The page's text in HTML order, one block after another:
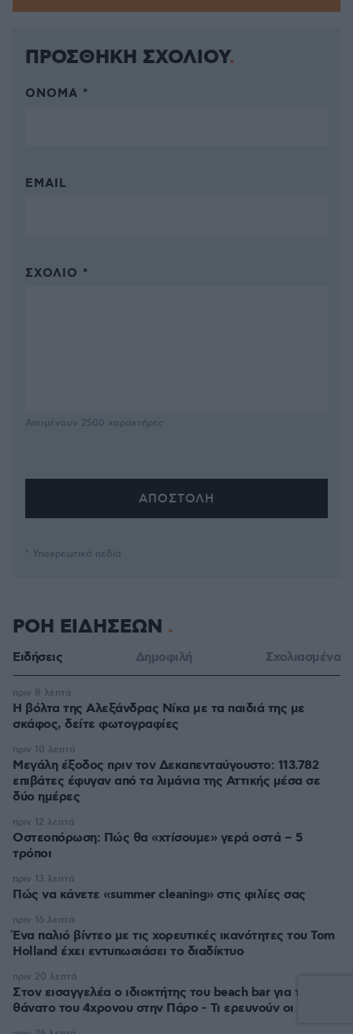
ΠΡΟΣΘΗΚΗ ΣΧΟΛΙΟΥ
ΌΝΟΜΑ *
EMAIL
ΣΧΌΛΙΟ *
Απομένουν 2500 χαρακτήρες
* Υποχρεωτικά πεδία
ΡΟΗ ΕΙΔΗΣΕΩΝ
Ειδήσεις Δημοφιλή Σχολιασμένα
Η βόλτα της Αλεξάνδρας Νίκα με τα παιδιά της με
σκάφος, δείτε φωτογραφίες
πριν 8 λεπτά
Μεγάλη έξοδος πριν τον Δεκαπενταύγουστο: 113.782
επιβάτες έφυγαν από τα λιμάνια της Αττικής μέσα σε
δύο ημέρες
πριν 10 λεπτά
Οστεοπόρωση: Πώς θα «χτίσουμε» γερά οστά – 5
τρόποι
πριν 12 λεπτά
Πώς να κάνετε «summer cleaning» στις φιλίες σας
πριν 13 λεπτά
Ένα παλιό βίντεο με τις χορευτικές ικανότητες του Tom
Holland έχει εντυπωσιάσει το διαδίκτυο
πριν 16 λεπτά
Στον εισαγγελέα ο ιδιοκτήτης του beach bar για τον
θάνατο του 4χρονου στην Πάρο - Τι ερευνούν οι Αρχές
πριν 20 λεπτά